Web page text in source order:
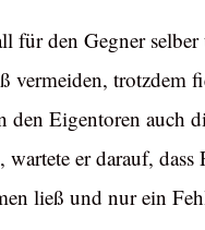
für den Gegner
vermeiden,
Eigentoren auch
er darauf,
ließ und nur ein